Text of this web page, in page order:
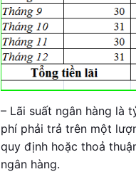
– Lãi suất ngân hàng là
phí phải trả trên một
quy định hoặc thoả
ngân hàng.